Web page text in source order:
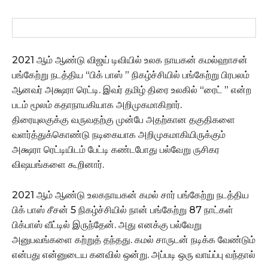
2021 ஆம் ஆண்டு விஜய் டிவியில் உலக நாயகன் கமல்ஹாசன்
பங்கேற்று நடத்திய “பிக் பாஸ் ” நிகழ்ச்சியில் பங்கேற்று பிரபலம்
ஆனவர் அக்ஷரா ரெட்டி. இவர் தமிழ் திரை உலகில் “ரைட் ” என்ற
படம் மூலம் கதாநாயகியாக அறிமுகமாகிறார்.
திரையுலகுக்கு வருவதற்கு முன்பே அதற்கான தகுதிகளை
வளர்த்துக்கொண்டு நடிகையாக அறிமுகமாகியிருக்கும்
அக்ஷரா ரெட்டியிடம் பேட்டி கண்டபோது பல்வேறு ருசிகர
விஷயங்களை கூறினார்.
2021 ஆம் ஆண்டு உலகநாயகன் கமல் சார் பங்கேற்று நடத்திய
பிக் பாஸ் சீசன் 5 நிகழ்ச்சியில் நான் பங்கேற்று 87 நாட்கள்
பிக்பாஸ் வீட்டில் இருந்தேன். அது எனக்கு பல்வேறு
அனுபவங்களை கற்றுத் தந்தது. கமல் சாருடன் நடிக்க வேண்டும்
என்பது என்னுடைய கனவில் ஒன்று. அப்படி ஒரு வாய்ப்பு வந்தால்